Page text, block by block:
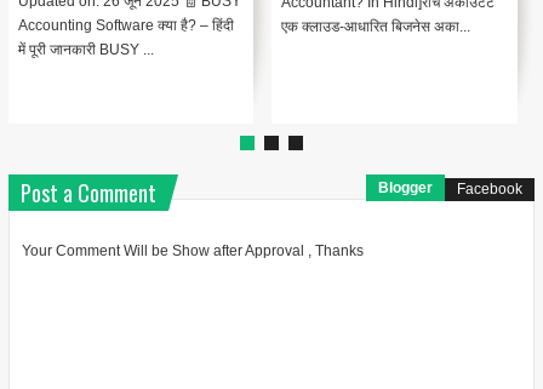
Accounting Software क्या है? – हिंदी
में पूरी जानकारी BUSY ...
एक क्लाउड-आधारित बिजनेस अका...
Post a Comment Blogger Facebook
Your Comment Will be Show after Approval , Thanks